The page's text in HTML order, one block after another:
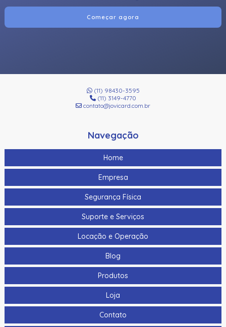
Começar agora
(11) 98430-3595
(11) 3149-4770
contato@jovicard.com.br
Navegação
Home
Empresa
Segurança Física
Suporte e Serviços
Locação e Operação
Blog
Produtos
Loja
Contato